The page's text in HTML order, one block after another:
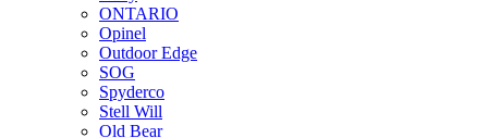
ONTARIO
Opinel
Outdoor Edge
SOG
Spyderco
Stell Will
Old Bear